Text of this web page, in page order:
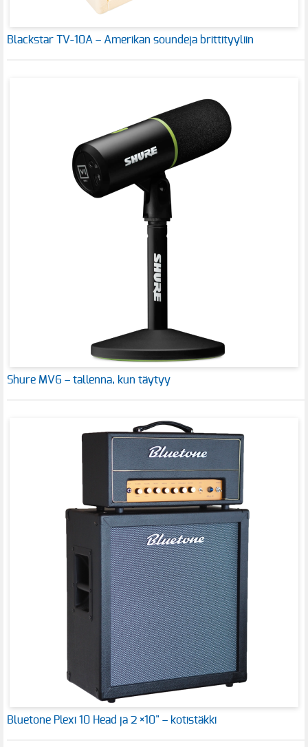
Blackstar TV-10A – Amerikan soundeja brittityyliin
Shure MV6 – tallenna, kun täytyy
Bluetone Plexi 10 Head ja 2 ×10" – kotistäkki